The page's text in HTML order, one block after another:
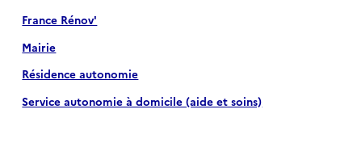
France Rénov'
Mairie
Résidence autonomie
Service autonomie à domicile (aide et soins)